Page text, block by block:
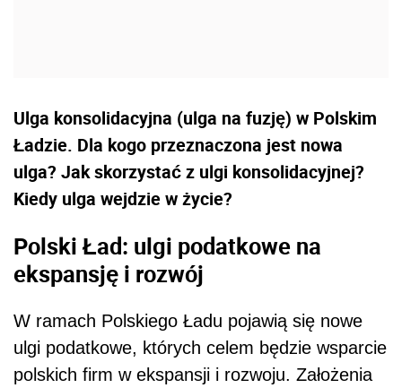
Ulga konsolidacyjna (ulga na fuzję) w Polskim
Ładzie. Dla kogo przeznaczona jest nowa
ulga? Jak skorzystać z ulgi konsolidacyjnej?
Kiedy ulga wejdzie w życie?
Polski Ład: ulgi podatkowe na
ekspansję i rozwój
W ramach Polskiego Ładu pojawią się nowe
ulgi podatkowe, których celem będzie wsparcie
polskich firm w ekspansji i rozwoju. Założenia